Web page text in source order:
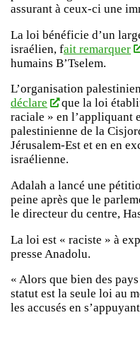
assurant à ceux-ci une
La loi bénéficie d’un
israélien, fait remarquer
humains B’Tselem.
L’organisation
déclare
que la loi
raciale » en l’appliquant
palestinienne de la
Jérusalem-Est et en en
israélienne.
Adalah a lancé une
peine après que le
le directeur du centre,
La loi est « raciste » à
presse Anadolu.
« Alors que bien des
statut est la seule loi au
les accusés en